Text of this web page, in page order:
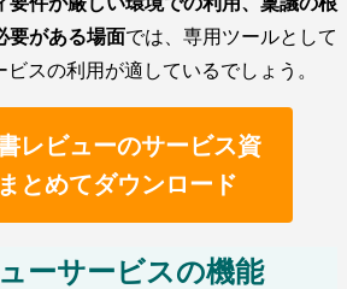
要がある場面では、専用ツールとして
スの利用が適しているでしょう。
レビューのサービス資
とめてダウンロード
ーサービスの機能